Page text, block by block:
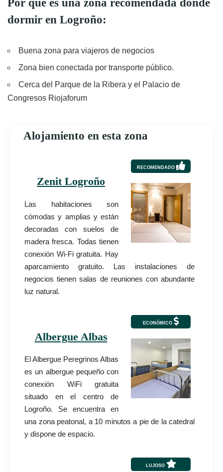
Por qué es una zona recomendada donde
dormir en Logroño:
Buena zona para viajeros de negocios
Zona bien conectada por transporte público.
Cerca del Parque de la Ribera y el Palacio de
Congresos Riojaforum
Alojamiento en esta zona
RECOMENDADO
Zenit Logroño
Las habitaciones son
cómodas y amplias y están
decoradas con suelos de
madera fresca. Todas tienen
conexión Wi-Fi gratuita. Hay
aparcamiento gratuito. Las instalaciones de
negocios tienen salas de reuniones con abundante
luz natural.
ECONÓMICO
Albergue Albas
El Albergue Peregrinos Albas
es un albergue pequeño con
conexión WiFi gratuita
situado en el centro de
Logroño. Se encuentra en
una zona peatonal, a 10 minutos a pie de la catedral
y dispone de espacio.
LUJOSO